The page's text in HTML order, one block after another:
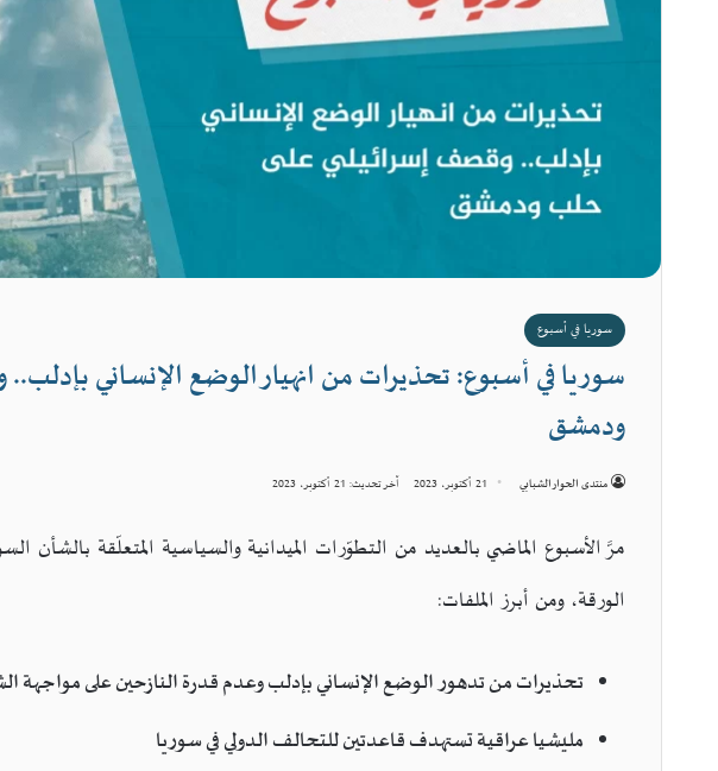
سوريا في أسبوع
سوريا في أسبوع: تحذيرات من انهيار الوضع الإنساني
ودمشق
منتدى الحوار الشبابي 21 أكتوبر، 2023 آخر تحديث: 21 أكتوبر، 2023
مرَّ الأسبوع الماضي بالعديد من التطوّرات الميدانية والسياسية المتعلّقة بالشأن
الورقة، ومن أبرز الملفات:
تحذيرات من تدهور الوضع الإنساني بإدلب وعدم قدرة النازحين على مواجهة
مليشيا عراقية تستهدف قاعدتين للتحالف الدولي في سوريا